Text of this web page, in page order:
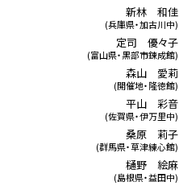
新林 和佳
(兵庫県・加古川中)
定司 優々子
(富山県・黒部市錬成館)
森山 愛莉
(開催地・隆徳館)
平山 彩音
(佐賀県・伊万里中)
桑原 莉子
(群馬県・草津練心館)
樋野 絵麻
(島根県・益田中)